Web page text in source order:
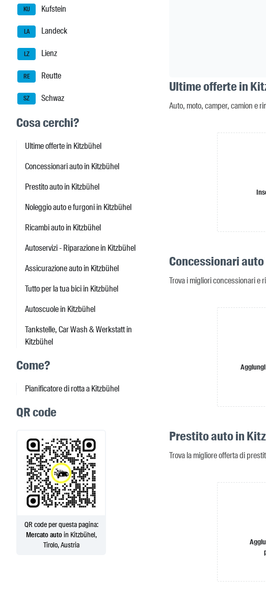
KU Kufstein
LA Landeck
LZ Lienz
RE Reutte
SZ Schwaz
Cosa cerchi?
Ultime offerte in Kitzbühel
Concessionari auto in Kitzbühel
Prestito auto in Kitzbühel
Noleggio auto e furgoni in Kitzbühel
Ricambi auto in Kitzbühel
Autoservizi - Riparazione in Kitzbühel
Assicurazione auto in Kitzbühel
Tutto per la tua bici in Kitzbühel
Autoscuole in Kitzbühel
Tankstelle, Car Wash & Werkstatt in
Kitzbühel
Come?
Pianificatore di rotta a Kitzbühel
QR code
QR code per questa pagina:
Mercato autoin Kitzbühel,
Tirolo, Austria
Ultime offerte in
Auto, moto, camper, camion e
Concessionari
Trova i migliori concessionari e
Prestito auto in
Trova la migliore offerta di